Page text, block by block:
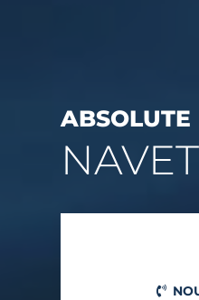
ABSOLUTE